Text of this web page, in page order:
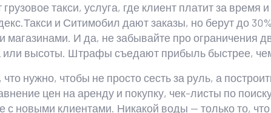
грузовое такси, услуга, где клиент платит за время
и Ситимобил дают заказы, но берут до
магазинами. И да, не забывайте проограничения
или высоты. Штрафы съедают прибыль быстрее,
нужно, чтобы не просто сесть за руль, а
цен на аренду и покупку, чек-листы по
с новыми клиентами. Никакой воды — только то,